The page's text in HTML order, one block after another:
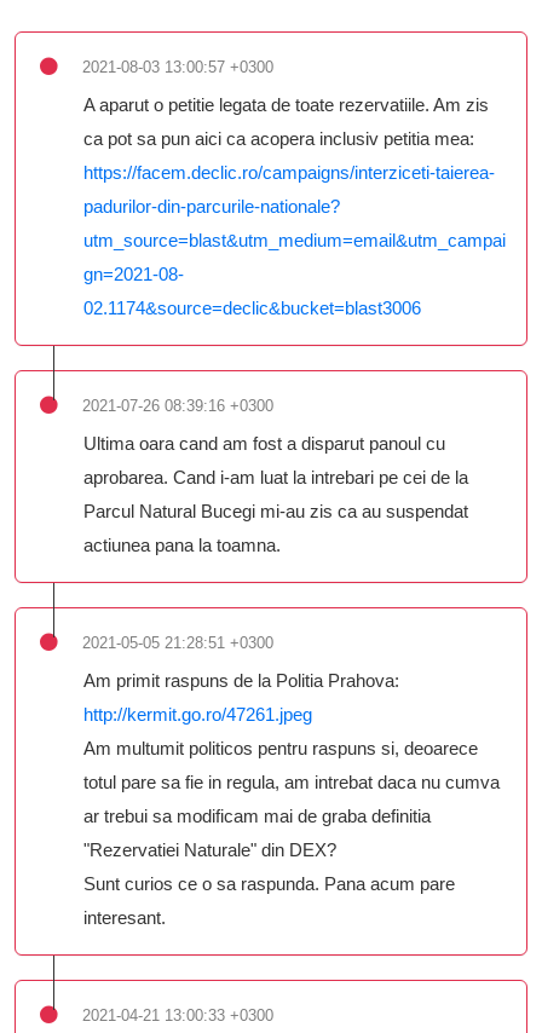
2021-08-03 13:00:57 +0300
A aparut o petitie legata de toate rezervatiile. Am zis
ca pot sa pun aici ca acopera inclusiv petitia mea:
https://facem.declic.ro/campaigns/interziceti-taierea-
padurilor-din-parcurile-nationale?
utm_source=blast&utm_medium=email&utm_campai
gn=2021-08-
02.1174&source=declic&bucket=blast3006
2021-07-26 08:39:16 +0300
Ultima oara cand am fost a disparut panoul cu
aprobarea. Cand i-am luat la intrebari pe cei de la
Parcul Natural Bucegi mi-au zis ca au suspendat
actiunea pana la toamna.
2021-05-05 21:28:51 +0300
Am primit raspuns de la Politia Prahova:
http://kermit.go.ro/47261.jpeg
Am multumit politicos pentru raspuns si, deoarece
totul pare sa fie in regula, am intrebat daca nu cumva
ar trebui sa modificam mai de graba definitia
"Rezervatiei Naturale" din DEX?
Sunt curios ce o sa raspunda. Pana acum pare
interesant.
2021-04-21 13:00:33 +0300